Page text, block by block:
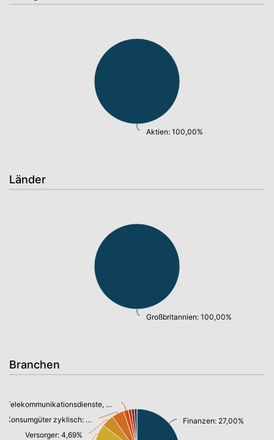
Aktien: 100,00%
Länder
Großbritannien: 100,00%
Branchen
Finanzen: 27,00%
Versorger: 4,69%
Konsumgüter zyklisch: 4,62%
Telekommunikationsdienste, Breitband Internet: 1,85%